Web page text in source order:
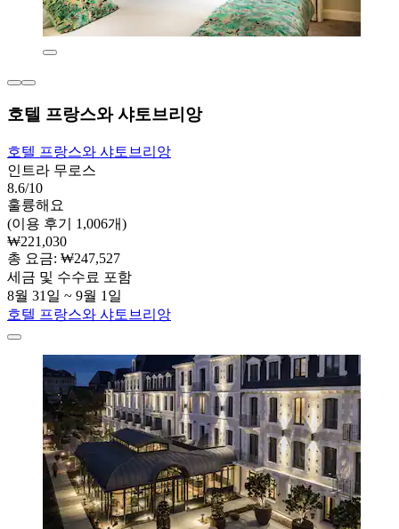
호텔 프랑스와 샤토브리앙
호텔 프랑스와 샤토브리앙
인트라 무로스
8.6/10
훌륭해요
(이용 후기 1,006개)
₩221,030
총 요금: ₩247,527
세금 및 수수료 포함
8월 31일 ~ 9월 1일
호텔 프랑스와 샤토브리앙